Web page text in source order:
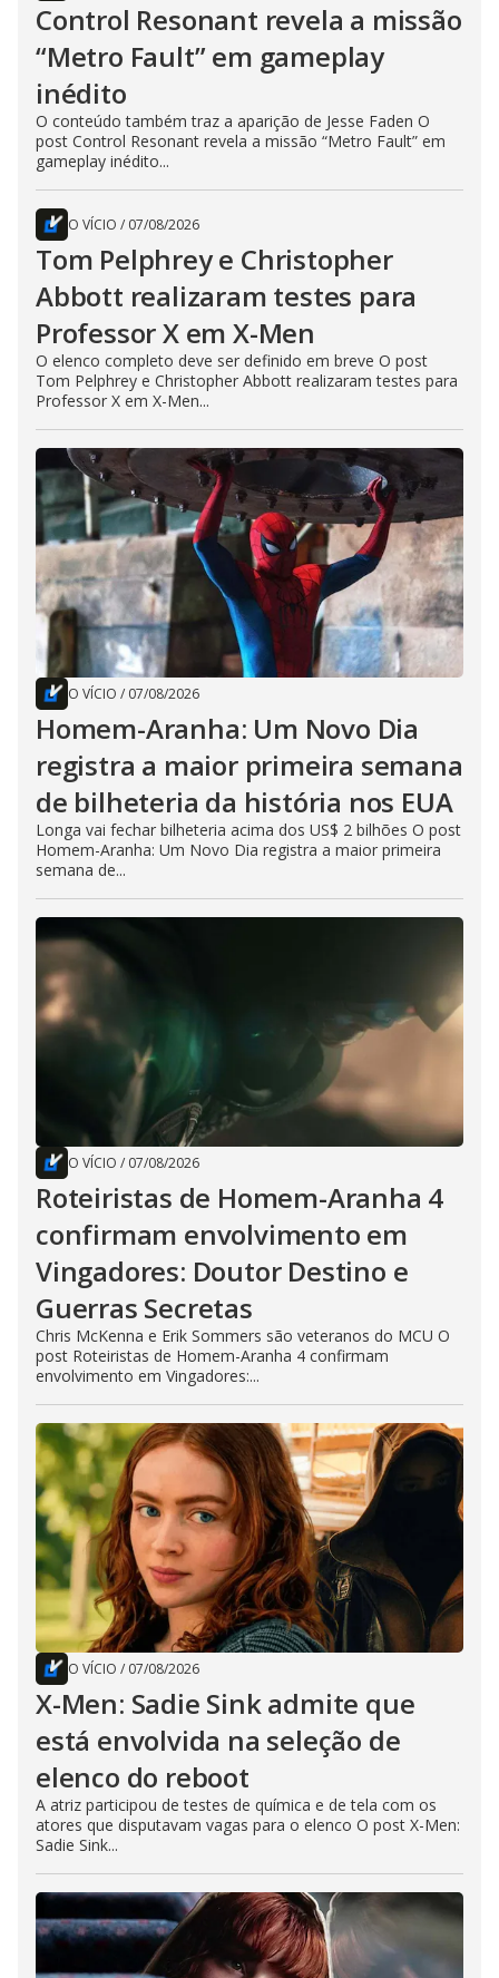
Control Resonant revela a missão
“Metro Fault” em gameplay
inédito
O conteúdo também traz a aparição de Jesse Faden O
post Control Resonant revela a missão “Metro Fault” em
gameplay inédito...
O VÍCIO / 07/08/2026
Tom Pelphrey e Christopher
Abbott realizaram testes para
Professor X em X-Men
O elenco completo deve ser definido em breve O post
Tom Pelphrey e Christopher Abbott realizaram testes para
Professor X em X-Men...
O VÍCIO / 07/08/2026
Homem-Aranha: Um Novo Dia
registra a maior primeira semana
de bilheteria da história nos EUA
Longa vai fechar bilheteria acima dos US$ 2 bilhões O post
Homem-Aranha: Um Novo Dia registra a maior primeira
semana de...
O VÍCIO / 07/08/2026
Roteiristas de Homem-Aranha 4
confirmam envolvimento em
Vingadores: Doutor Destino e
Guerras Secretas
Chris McKenna e Erik Sommers são veteranos do MCU O
post Roteiristas de Homem-Aranha 4 confirmam
envolvimento em Vingadores:...
O VÍCIO / 07/08/2026
X-Men: Sadie Sink admite que
está envolvida na seleção de
elenco do reboot
A atriz participou de testes de química e de tela com os
atores que disputavam vagas para o elenco O post X-Men:
Sadie Sink...